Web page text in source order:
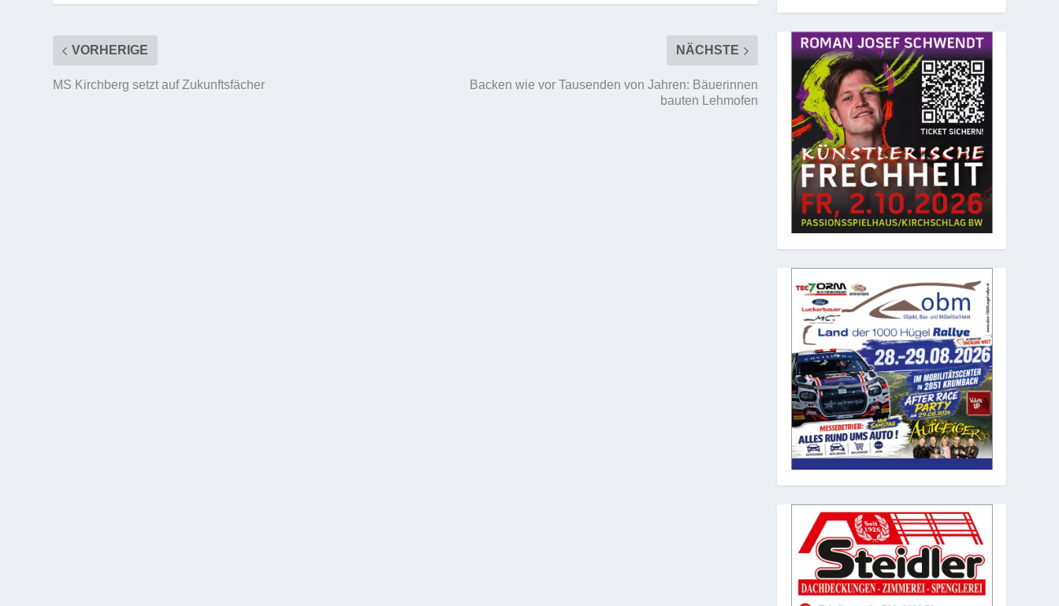
VORHERIGE
MS Kirchberg setzt auf Zukunftsfächer
NÄCHSTE
Backen wie vor Tausenden von Jahren: Bäuerinnen
bauten Lehmofen